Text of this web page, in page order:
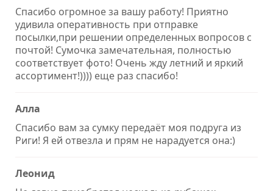
Спасибо огромное за вашу работу! Приятно
удивила оперативность при отправке
посылки,при решении определенных вопросов с
почтой! Сумочка замечательная, полностью
соответствует фото! Очень жду летний и яркий
ассортимент!)))) еще раз спасибо!
Алла
Спасибо вам за сумку передаёт моя подруга из
Риги! Я ей отвезла и прям не нарадуется она:)
Леонид